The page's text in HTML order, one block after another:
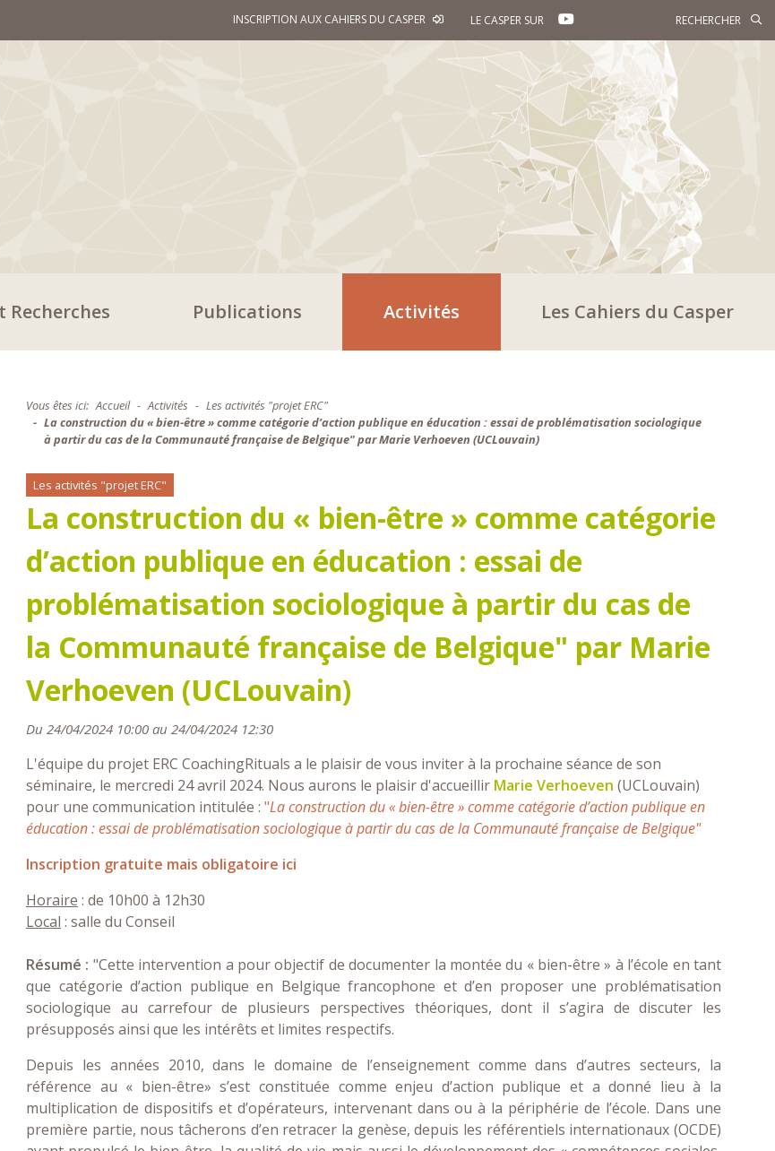
INSCRIPTION AUX CAHIERS DU CASPER LE CASPER SUR YOUTUBE
Recherches Publications Activités Les Cahiers du Casper
Vous êtes ici: Accueil Activités
Les activités "projet ERC"
La construction du « bien-être » comme catégorie d’action publique en éducation : essai de problématisation sociologique
à partir du cas de la Communauté française de Belgique" par Marie Verhoeven (UCLouvain)
Les activités "projet ERC"
La construction du « bien-être » comme catégorie
d’action publique en éducation : essai de
problématisation sociologique à partir du cas de
la Communauté française de Belgique" par Marie
Verhoeven (UCLouvain)
Du 24/04/2024 10:00 au 24/04/2024 12:30
L'équipe du projet ERC CoachingRituals a le plaisir de vous inviter à la prochaine séance de son
séminaire, le mercredi 24 avril 2024. Nous aurons le plaisir d'accueillir Marie Verhoeven (UCLouvain)
pour une communication intitulée : "La construction du « bien-être » comme catégorie d’action publique en
éducation : essai de problématisation sociologique à partir du cas de la Communauté française de Belgique"
Inscription gratuite mais obligatoire ici
Horaire : de 10h00 à 12h30
Local : salle du Conseil
Résumé : "Cette intervention a pour objectif de documenter la montée du « bien-être » à l’école en tant
que catégorie d’action publique en Belgique francophone et d’en proposer une problématisation
sociologique au carrefour de plusieurs perspectives théoriques, dont il s’agira de discuter les
présupposés ainsi que les intérêts et limites respectifs.
Depuis les années 2010, dans le domaine de l’enseignement comme dans d’autres secteurs, la
référence au « bien-être» s’est constituée comme enjeu d’action publique et a donné lieu à la
multiplication de dispositifs et d’opérateurs, intervenant dans ou à la périphérie de l’école. Dans une
première partie, nous tâcherons d’en retracer la genèse, depuis les référentiels internationaux (OCDE)